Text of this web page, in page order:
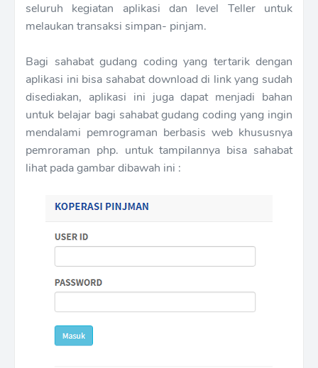
seluruh kegiatan aplikasi dan level Teller untuk
melaukan transaksi simpan- pinjam.
Bagi sahabat gudang coding yang tertarik dengan
aplikasi ini bisa sahabat download di link yang sudah
disediakan, aplikasi ini juga dapat menjadi bahan
untuk belajar bagi sahabat gudang coding yang ingin
mendalami pemrograman berbasis web khususnya
pemroraman php. untuk tampilannya bisa sahabat
lihat pada gambar dibawah ini :